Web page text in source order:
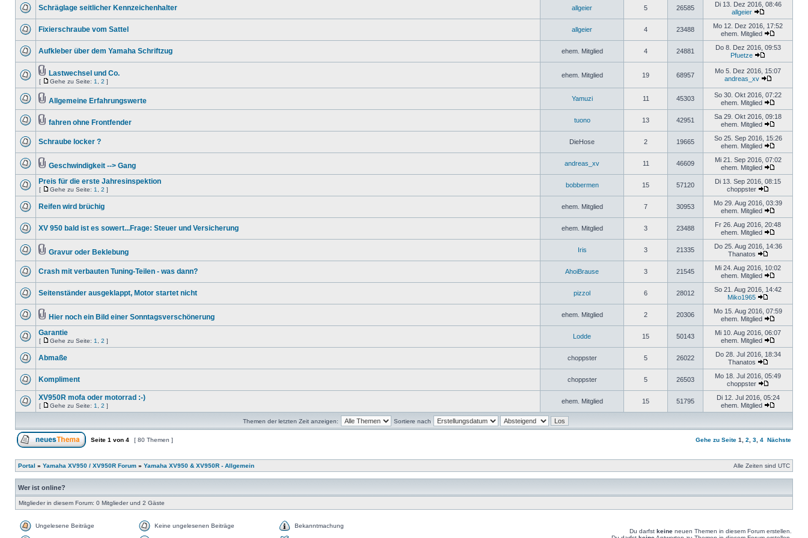
Schräglage seitlicher Kennzeichenhalter allgeier 5 26585
Di 13. Dez 2016, 08:46
allgeier
Fixierschraube vom Sattel allgeier 4 23488
Mo 12. Dez 2016, 17:52
ehem. Mitglied
Aufkleber über dem Yamaha Schriftzug ehem. Mitglied 4 24881
Do 8. Dez 2016, 09:53
Pfuetze
Lastwechsel und Co.
[ Gehe zu Seite: 1 2 ]
ehem. Mitglied 19 68957
Mo 5. Dez 2016, 15:07
andreas_xv
Allgemeine Erfahrungswerte Yamuzi 11 45303
So 30. Okt 2016, 07:22
ehem. Mitglied
fahren ohne Frontfender tuono 13 42951
Sa 29. Okt 2016, 09:18
ehem. Mitglied
Schraube locker ? DieHose 2 19665
So 25. Sep 2016, 15:26
ehem. Mitglied
Geschwindigkeit --> Gang andreas_xv 11 46609
Mi 21. Sep 2016, 07:02
ehem. Mitglied
Preis für die erste Jahresinspektion
[ Gehe zu Seite: 1 2 ]
bobbermen 15 57120
Di 13. Sep 2016, 08:15
choppster
Reifen wird brüchig ehem. Mitglied 7 30953
Mo 29. Aug 2016, 03:39
ehem. Mitglied
XV 950 bald ist es sowert...Frage: Steuer und Versicherung ehem. Mitglied 3 23488
Fr 26. Aug 2016, 20:48
ehem. Mitglied
Gravur oder Beklebung Iris 3 21335
Do 25. Aug 2016, 14:36
Thanatos
Crash mit verbauten Tuning-Teilen - was dann? AhoiBrause 3 21545
Mi 24. Aug 2016, 10:02
ehem. Mitglied
Seitenständer ausgeklappt, Motor startet nicht pizzol 6 28012
So 21. Aug 2016, 14:42
Miko1965
Hier noch ein Bild einer Sonntagsverschönerung ehem. Mitglied 2 20306
Mo 15. Aug 2016, 07:59
ehem. Mitglied
Garantie
[ Gehe zu Seite: 1 2 ]
Lodde 15 50143
Mi 10. Aug 2016, 06:07
ehem. Mitglied
Abmaße choppster 5 26022
Do 28. Jul 2016, 18:34
Thanatos
Kompliment choppster 5 26503
Mo 18. Jul 2016, 05:49
choppster
XV950R mofa oder motorrad :-)
[ Gehe zu Seite: 1 2 ]
ehem. Mitglied 15 51795
Di 12. Jul 2016, 05:24
ehem. Mitglied
Themen der letzten Zeit anzeigen: Sortiere nach
Seite 1 von 4 [ 80 Themen ] Gehe zu Seite 1 2 3 4 Nächste
Portal » Yamaha XV950 / XV950R Forum » Yamaha XV950 & XV950R - Allgemein Alle Zeiten sind UTC
Wer ist online?
Mitglieder in diesem Forum: 0 Mitglieder und 2 Gäste
Ungelesene Beiträge Keine ungelesenen Beiträge Bekanntmachung
Du darfst keine neuen Themen in diesem Forum erstellen.